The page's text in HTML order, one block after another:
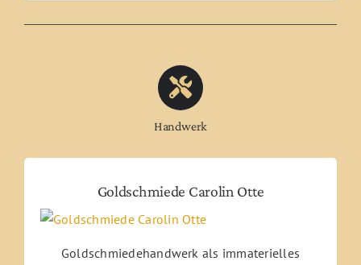
Handwerk
Goldschmiede Carolin Otte
Goldschmiedehandwerk als immaterielles